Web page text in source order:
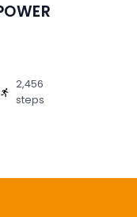
2,456
steps